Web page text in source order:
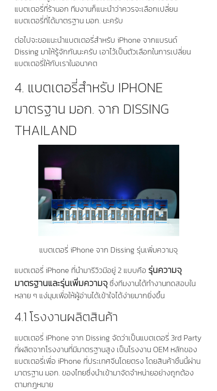
แบตเตอรี่ที่ร้านอก ทีมงานก็แนะนำว่าควรจะเลือกเปลี่ยน
แบตเตอรี่ที่ได้มาตรฐาน มอก. นะครับ
ต่อไปจะขอแนะนำแบตเตอรี่สำหรับ iPhone จากแบรนด์
Dissing มาให้รู้จักกันนะครับ เอาไว้เป็นตัวเลือกในการเปลี่ยน
แบตเตอรี่ให้กับเราในอนาคต
4. แบตเตอรี่สำหรับ IPHONE
มาตรฐาน มอก. จาก DISSING
THAILAND
แบตเตอรี่ iPhone จาก Dissing รุ่นเพิ่มความจุ
แบตเตอรี่ iPhone ที่นำมารีวิวมีอยู่ 2 แบบคือ รุ่นความจุ
มาตรฐานและรุ่นเพิ่มความจุซึ่งทีมงานได้ทำงานทดสอบใน
หลาย ๆ แง่มุมเพื่อให้ผู้อ่านได้เข้าใจได้ง่ายมากยิ่งขึ้น
4.1 โรงงานผลิตสินค้า
แบตเตอรี่ iPhone จาก Dissing จัดว่าเป็นแบตเตอรี่ 3rd Party
ที่ผลิตจากโรงงานที่มีมาตรฐานสูง เป็นโรงงาน OEM หลักของ
แบตเตอรี่เพื่อ iPhone ที่ประเทศจีนโดยตรง โดยสินค้าชิ้นนี้ผ่าน
มาตรฐาน มอก. ของไทยซึ่งนำเข้ามาจัดจำหน่ายอย่างถูกต้อง
ตามกฎหมาย